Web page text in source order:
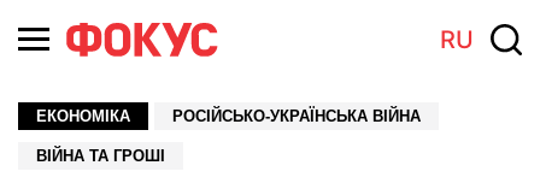
RU
ЕКОНОМІКА РОСІЙСЬКО-УКРАЇНСЬКА ВІЙНА
ВІЙНА ТА ГРОШІ